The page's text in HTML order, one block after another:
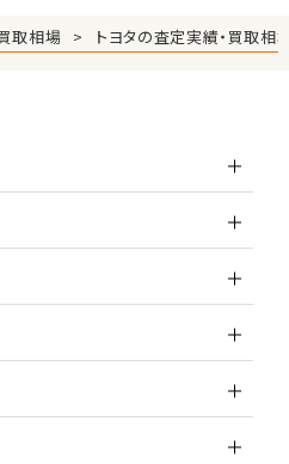
取相場 トヨタの査定実績・買取相